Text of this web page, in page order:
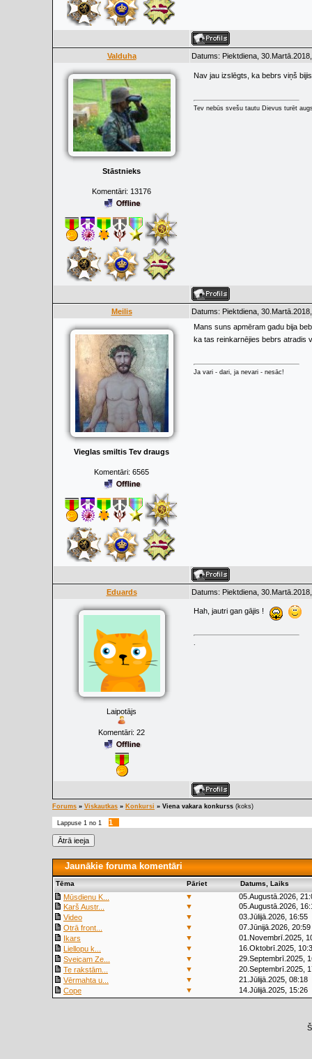
Valduha Datums: Piektdiena,
Stāstnieks
Komentāri: 13176
Nav jau izslēgts, ka bebrs viņš
Tev nebūs svešu tautu Dievus turēt
Meilis Datums: Piektdiena,
Vieglas smiltis Tev draugs
Komentāri: 6565
Mans suns apmēram gadu bija
ka tas reinkarnējies bebrs atradis
Ja vari - dari, ja nevari - nesāc!
Eduards Datums: Piektdiena,
Laipotājs
Komentāri: 22
Hah, jautri gan gājis !
.
Forums » Viskautkas » Konkursi » Viena vakara konkurss (koks)
Lappuse 1 no 1 1
Jaunākie foruma komentāri
Tēma Pāriet Datums, Laiks
Mūsdienu K... ▼
05.Augustā.2026,
Karš Austr...
▼
05.Augustā.2026,
Video
▼
03.Jūlijā.2026, 16:55
Otrā front...
▼
07.Jūnijā.2026, 20:59
Ikars
▼
01.Novembrī.2025,
Liellopu k...
▼
16.Oktobrī.2025,
Sveicam Ze...
▼
29.Septembrī.2025,
Te rakstām...
▼
20.Septembrī.2025,
Vērmahta u...
▼
21.Jūlijā.2025, 08:18
Cope
▼ 14.Jūlijā.2025, 15:26